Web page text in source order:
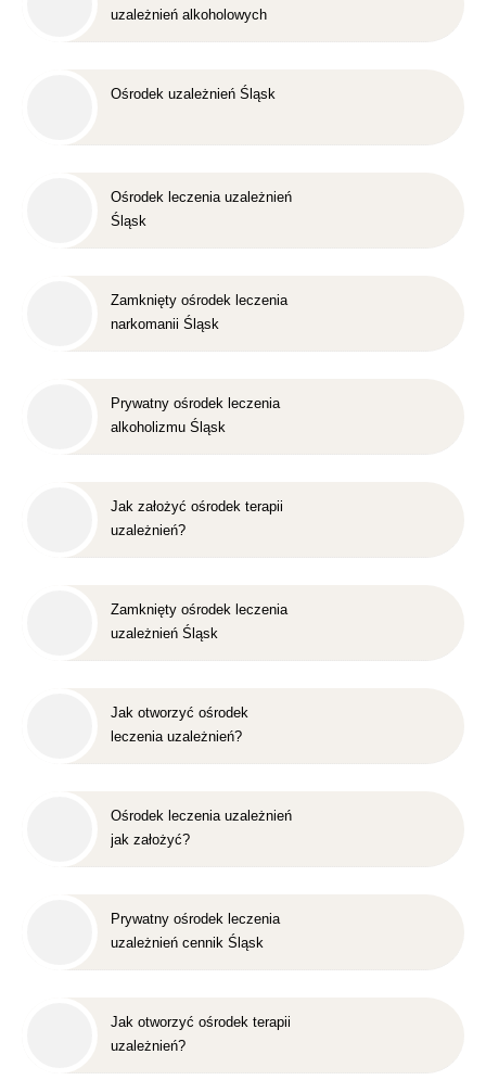
uzależnień alkoholowych
Ośrodek uzależnień Śląsk
Ośrodek leczenia uzależnień
Śląsk
Zamknięty ośrodek leczenia
narkomanii Śląsk
Prywatny ośrodek leczenia
alkoholizmu Śląsk
Jak założyć ośrodek terapii
uzależnień?
Zamknięty ośrodek leczenia
uzależnień Śląsk
Jak otworzyć ośrodek
leczenia uzależnień?
Ośrodek leczenia uzależnień
jak założyć?
Prywatny ośrodek leczenia
uzależnień cennik Śląsk
Jak otworzyć ośrodek terapii
uzależnień?